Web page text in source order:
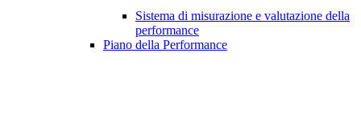
Sistema di misurazione e valutazione della
performance
Piano della Performance